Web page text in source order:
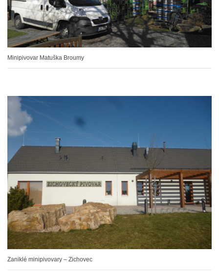
Minipivovar Matuška Broumy
Zaniklé minipivovary – Zichovec